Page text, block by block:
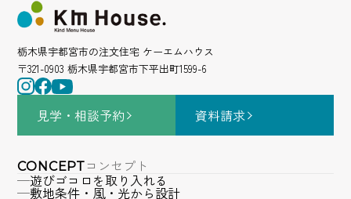
栃木県宇都宮市の注文住宅 ケーエムハウス
〒321-0903 栃木県宇都宮市下平出町1599-6
見学・相談予約 資料請求
CONCEPTコンセプト
遊びゴコロを取り入れる
敷地条件・風・光から設計